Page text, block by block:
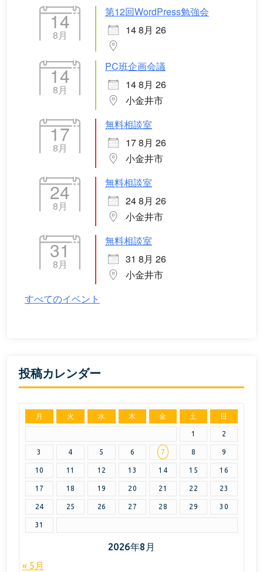
14
8月
第12回WordPress勉強会
14 8月 26
14
8月
PC班企画会議
14 8月 26
小金井市
17
8月
無料相談室
17 8月 26
小金井市
24
8月
無料相談室
24 8月 26
小金井市
31
8月
無料相談室
31 8月 26
小金井市
すべてのイベント
投稿カレンダー
2026年8月
月 火 水 木 金 土 日
1 2
3 4 5 6 7 8 9
10 11 12 13 14 15 16
17 18 19 20 21 22 23
24 25 26 27 28 29 30
31
« 5月